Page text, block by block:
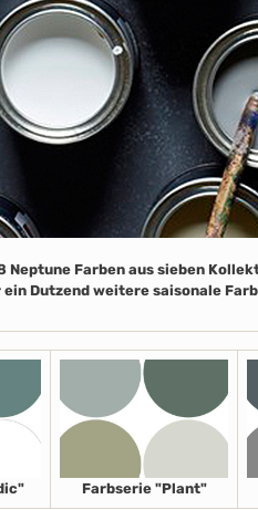
Neptune Farben aus sieben
ein Dutzend weitere saisonale
Farbserie "Plant"